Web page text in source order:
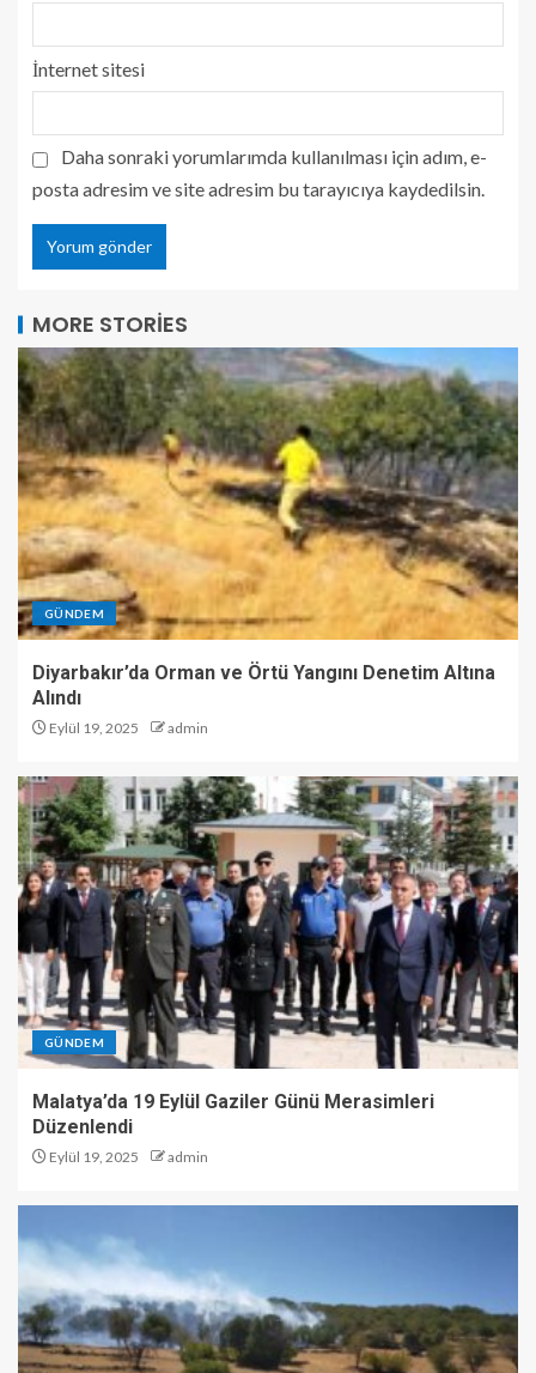
İnternet sitesi
Daha sonraki yorumlarımda kullanılması için adım, e-
posta adresim ve site adresim bu tarayıcıya kaydedilsin.
MORE STORIES
GÜNDEM
Diyarbakır’da Orman ve Örtü Yangını Denetim Altına
Alındı
Eylül 19, 2025 admin
GÜNDEM
Malatya’da 19 Eylül Gaziler Günü Merasimleri
Düzenlendi
Eylül 19, 2025 admin